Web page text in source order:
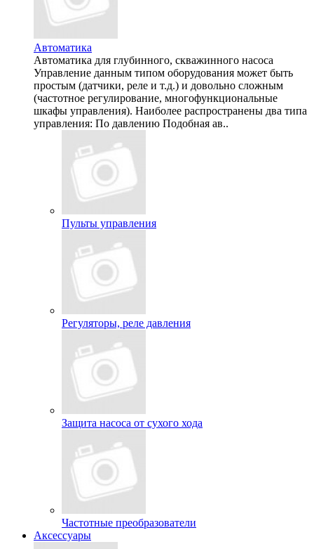
Автоматика
Автоматика для глубинного, скважинного насоса
Управление данным типом оборудования может быть
простым (датчики, реле и т.д.) и довольно сложным
(частотное регулирование, многофункциональные
шкафы управления). Наиболее распространены два типа
управления: По давлению Подобная ав..
Пульты управления
Регуляторы, реле давления
Защита насоса от сухого хода
Частотные преобразователи
Аксессуары